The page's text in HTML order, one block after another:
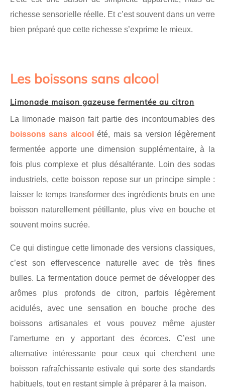
richesse sensorielle réelle. Et c’est souvent dans un verre
bien préparé que cette richesse s’exprime le mieux.
Les boissons sans alcool
Limonade maison gazeuse fermentée au citron
La limonade maison fait partie des incontournables des
boissons sans alcool
été, mais sa version légèrement
fermentée apporte une dimension supplémentaire, à la
fois plus complexe et plus désaltérante. Loin des sodas
industriels, cette boisson repose sur un principe simple :
laisser le temps transformer des ingrédients bruts en une
boisson naturellement pétillante, plus vive en bouche et
souvent moins sucrée.
Ce qui distingue cette limonade des versions classiques,
c’est son effervescence naturelle avec de très fines
bulles. La fermentation douce permet de développer des
arômes plus profonds de citron, parfois légèrement
acidulés, avec une sensation en bouche proche des
boissons artisanales et vous pouvez même ajuster
l'amertume en y apportant des écorces. C’est une
alternative intéressante pour ceux qui cherchent une
boisson rafraîchissante estivale qui sorte des standards
habituels, tout en restant simple à préparer à la maison.